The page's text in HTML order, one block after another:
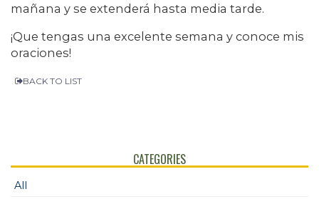
mañana y se extenderá hasta media tarde.
¡Que tengas una excelente semana y conoce mis
oraciones!
BACK TO LIST
CATEGORIES
All